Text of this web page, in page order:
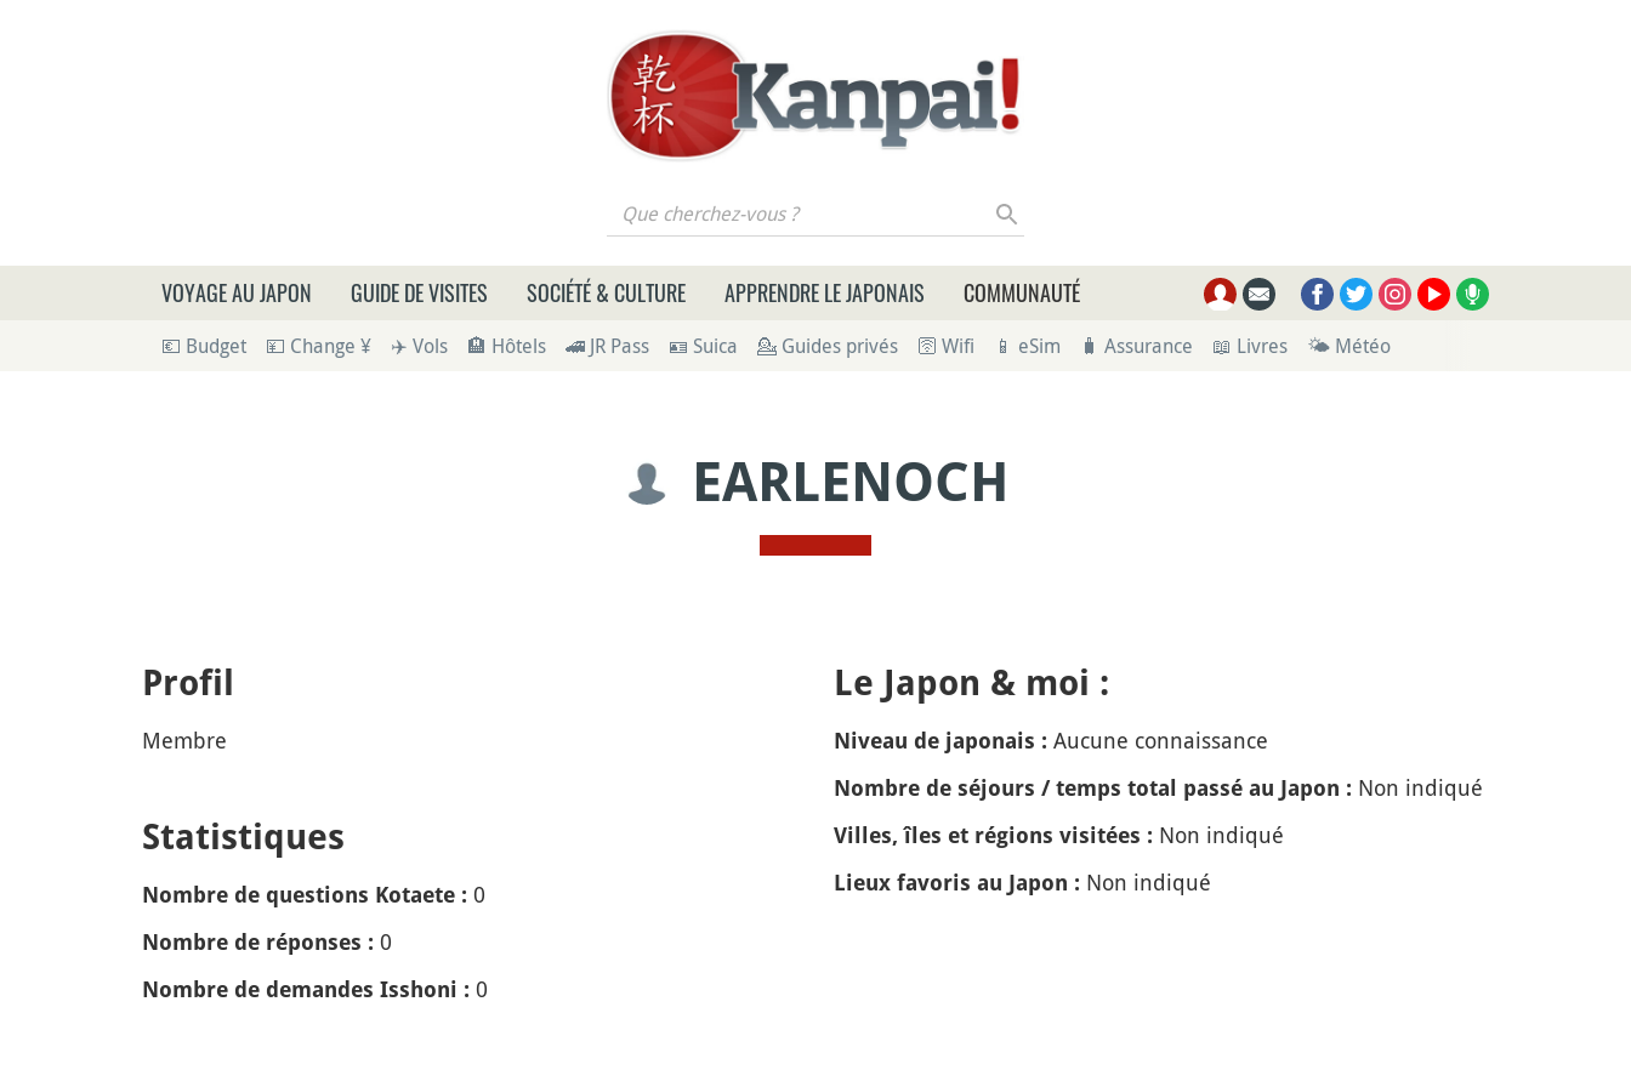
Que cherchez-vous ?
VOYAGE AU JAPON GUIDE DE VISITES SOCIÉTÉ & CULTURE APPRENDRE LE JAPONAIS COMMUNAUTÉ
💶 Budget 💴 Change ¥ ✈️ Vols 🏨 Hôtels 🚄 JR Pass 🪪 Suica 💁 Guides privés 🛜 Wifi 📱 eSim 🧳 Assurance 📖 Livres 🌤 Météo
EARLENOCH
Profil
Membre
Statistiques
Nombre de questions Kotaete : 0
Nombre de réponses : 0
Nombre de demandes Isshoni : 0
Le Japon & moi :
Niveau de japonais : Aucune connaissance
Nombre de séjours / temps total passé au Japon : Non indiqué
Villes, îles et régions visitées : Non indiqué
Lieux favoris au Japon : Non indiqué